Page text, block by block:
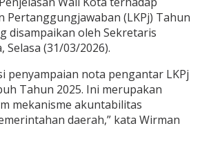
Pertanggungjawaban (LKPj) Tahun
disampaikan oleh Sekretaris
Selasa (31/03/2026).
penyampaian nota pengantar LKPj
Tahun 2025. Ini merupakan
mekanisme akuntabilitas
daerah,” kata Wirman